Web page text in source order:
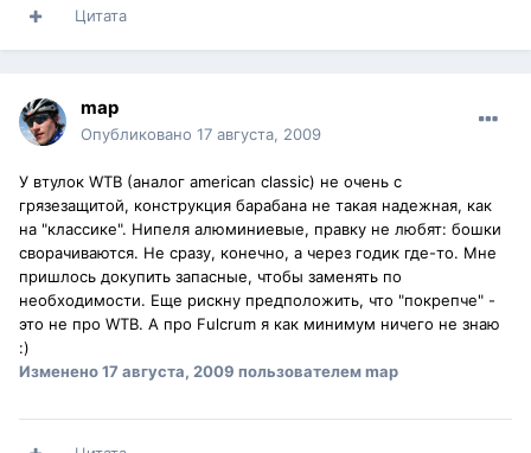
Цитата
map
Опубликовано 17 августа, 2009
У втулок WTB (аналог american classic) не очень с
грязезащитой, конструкция барабана не такая надежная, как
на "классике". Нипеля алюминиевые, правку не любят: бошки
сворачиваются. Не сразу, конечно, а через годик где-то. Мне
пришлось докупить запасные, чтобы заменять по
необходимости. Еще рискну предположить, что "покрепче" -
это не про WTB. А про Fulcrum я как минимум ничего не знаю
:)
Изменено17 августа, 2009 пользователем map